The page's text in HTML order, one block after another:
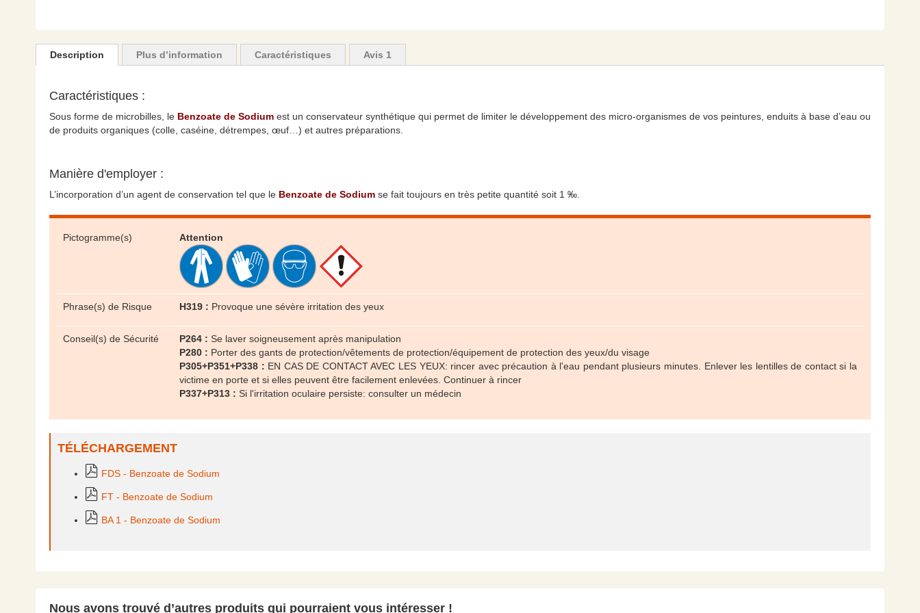
the
beginning
the
gallery
Description
Caractéristiques :
Sous forme de microbilles, le Benzoate de Sodium est un conservateur synthétique qui permet de limiter le développement des micro-organismes de vos peintures, enduits à base d’eau ou
de produits organiques (colle, caséine, détrempes, œuf…) et autres préparations.
Manière d'employer :
L’incorporation d’un agent de conservation tel que le Benzoate de Sodium se fait toujours en très petite quantité soit 1 ‰.
Pictogramme(s) Attention
Phrase(s) de Risque H319 : Provoque une sévère irritation des yeux
Conseil(s) de Sécurité P264 : Se laver soigneusement après manipulation
P280 : Porter des gants de protection/vêtements de protection/équipement de protection des yeux/du visage
P305+P351+P338 : EN CAS DE CONTACT AVEC LES YEUX: rincer avec précaution à l'eau pendant plusieurs minutes. Enlever les lentilles de contact si la
victime en porte et si elles peuvent être facilement enlevées. Continuer à rincer
P337+P313 : Si l'irritation oculaire persiste: consulter un médecin
TÉLÉCHARGEMENT
FDS - Benzoate de Sodium
FT - Benzoate de Sodium
BA 1 - Benzoate de Sodium
Plus d’information Caractéristiques Avis 1
Nous avons trouvé d’autres produits qui pourraient vous intéresser !